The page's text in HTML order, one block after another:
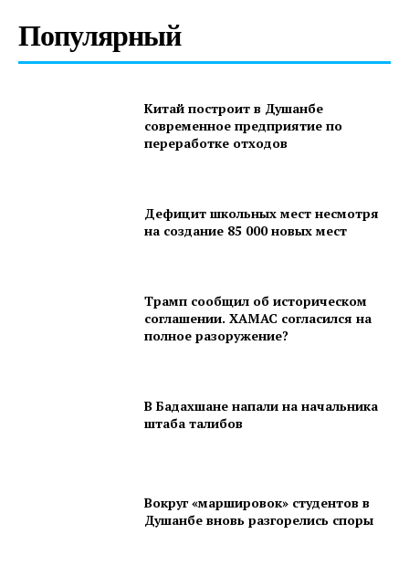
Популярный
Китай построит в Душанбе
современное предприятие по
переработке отходов
Дефицит школьных мест несмотря
на создание 85 000 новых мест
Трамп сообщил об историческом
соглашении. ХАМАС согласился на
полное разоружение?
В Бадахшане напали на начальника
штаба талибов
Вокруг «маршировок» студентов в
Душанбе вновь разгорелись споры